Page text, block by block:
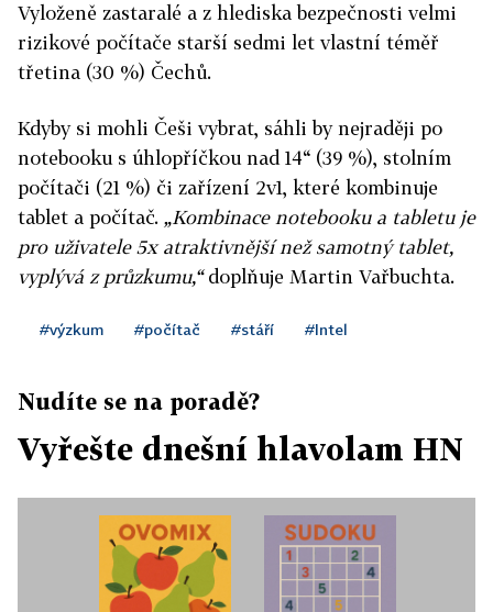
Vyloženě zastaralé a z hlediska bezpečnosti velmi
rizikové počítače starší sedmi let vlastní téměř
třetina (30 %) Čechů.
Kdyby si mohli Češi vybrat, sáhli by nejraději po
notebooku s úhlopříčkou nad 14“ (39 %), stolním
počítači (21 %) či zařízení 2v1, které kombinuje
tablet a počítač. „Kombinace notebooku a tabletu je
pro uživatele 5x atraktivnější než samotný tablet,
vyplývá z průzkumu,“doplňuje Martin Vařbuchta.
#výzkum #počítač #stáří #Intel
Nudíte se na poradě?
Vyřešte dnešní hlavolam HN